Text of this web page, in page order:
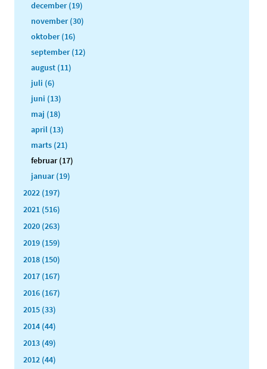
december (19)
november (30)
oktober (16)
september (12)
august (11)
juli (6)
juni (13)
maj (18)
april (13)
marts (21)
februar (17)
januar (19)
2022 (197)
2021 (516)
2020 (263)
2019 (159)
2018 (150)
2017 (167)
2016 (167)
2015 (33)
2014 (44)
2013 (49)
2012 (44)